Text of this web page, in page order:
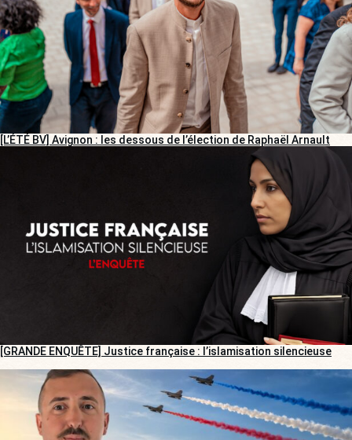
[L’ÉTÉ BV] Avignon : les dessous de l’élection de Raphaël Arnault
[GRANDE ENQUÊTE] Justice française : l’islamisation silencieuse